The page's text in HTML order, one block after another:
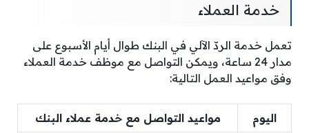
خدمة العملاء
تعمل خدمة الردّ الآلي في البنك طوال أيام الأسبوع على
مدار 24 ساعة، ويمكن التواصل مع موظف خدمة العملاء
وفق مواعيد العمل التالية:
اليوم مواعيد التواصل مع خدمة عملاء البنك